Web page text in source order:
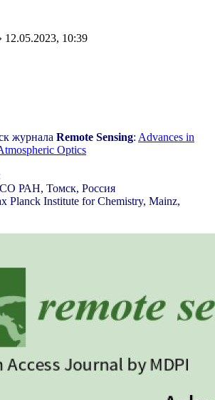
12.05.2023, 10:39
журнала Remote Sensing: Advances in
Optics
СО РАН, Томск, Россия
Planck Institute for Chemistry, Mainz,